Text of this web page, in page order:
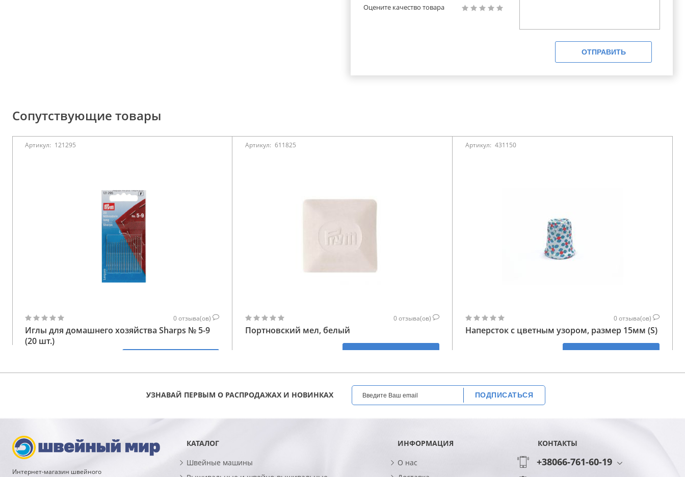
Оцените качество товара
ОТПРАВИТЬ
Сопутствующие товары
Артикул: 121295
0отзыва(ов)
Иглы для домашнего хозяйства Sharps № 5-9
(20 шт.)
Артикул: 611825
0отзыва(ов)
Портновский мел, белый
Артикул: 431150
0отзыва(ов)
Наперсток с цветным узором, размер 15мм (S)
УЗНАВАЙ ПЕРВЫМ О РАСПРОДАЖАХ И НОВИНКАХ ПОДПИСАТЬСЯ
Интернет-магазин швейного
КАТАЛОГ
Швейные машины
ИНФОРМАЦИЯ
О нас
КОНТАКТЫ
+38066-761-60-19